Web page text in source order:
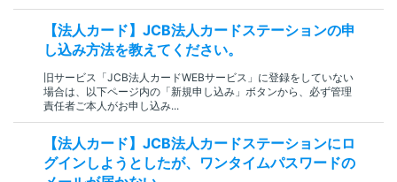
【法人カード】JCB法人カードステーションの申
し込み方法を教えてください。
旧サービス「JCB法人カードWEBサービス」に登録をしていない
場合は、以下ページ内の「新規申し込み」ボタンから、必ず管理
責任者ご本人がお申し込み...
【法人カード】JCB法人カードステーションにロ
グインしようとしたが、ワンタイムパスワードの